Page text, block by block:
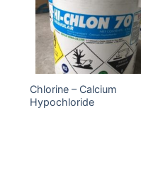
Chlorine – Calcium
Hypochloride